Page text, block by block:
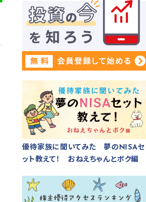
優待家族に聞いてみた 夢のNISAセ
ット教えて！ おねえちゃんとボク編